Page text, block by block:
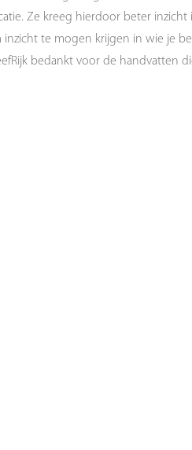
Ze kreeg hierdoor beter inzicht
te mogen krijgen in wie je
bedankt voor de handvatten